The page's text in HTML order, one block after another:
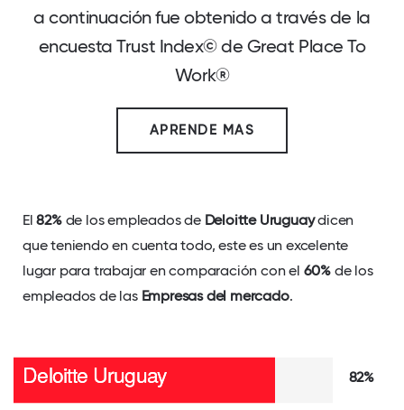
a continuación fue obtenido a través de la
encuesta Trust Index© de Great Place To
Work®
APRENDE MAS
El82%de los empleados de Deloitte Uruguaydicen
que teniendo en cuenta todo, este es un excelente
lugar para trabajar en comparación con el 60% de los
empleados de las Empresas del mercado.
82%